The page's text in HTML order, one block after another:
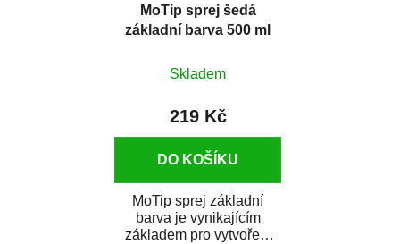
MoTip sprej šedá
základní barva 500 ml
Skladem
219 Kč
DO KOŠÍKU
MoTip sprej základní
barva je vynikajícím
základem pro vytvoření